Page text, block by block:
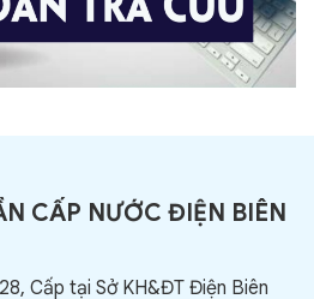
CẤP NƯỚC ĐIỆN BIÊN
Cấp tại Sở KH&ĐT Điện Biên